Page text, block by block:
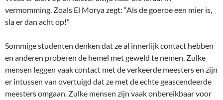
vermomming. Zoals El Morya zegt: “Als de goeroe een mier is,
sla er dan acht op!”
Sommige studenten denken dat ze al innerlijk contact hebben
en anderen proberen de hemel met geweld te nemen. Zulke
mensen leggen vaak contact met de verkeerde meesters en zijn
er intussen van overtuigd dat ze met de echte geascendeerde
meesters omgaan. Zulke mensen zijn vaak onbereikbaar voor